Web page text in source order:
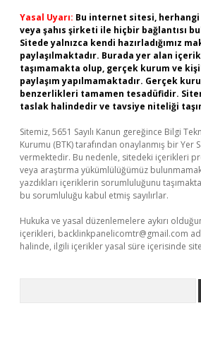
Yasal Uyarı: Bu internet sitesi,
veya şahıs şirketi ile hiçbir bağlantısı
Sitede yalnızca kendi hazırladığımız
paylaşılmaktadır. Burada yer alan
taşımamakta olup, gerçek kurum ve
paylaşım yapılmamaktadır. Gerçek
benzerlikleri tamamen tesadüfidir.
taslak halindedir ve tavsiye niteliği
Sitemiz, 5651 Sayılı Kanun gereğince Bilgi
Kurumu (BTK) tarafından onaylanmış bir Yer
vermektedir. Bu nedenle, sitedeki içerikleri
veya araştırma yükümlülüğümüz
yazdıkları içeriklerin sorumluluğunu
bu sorumluluğu kabul etmiş sayılırlar.
Hukuka ve yasal düzenlemelere aykırı
içerikleri, backlinkpanelicomtr@gmail.com
halinde, ilgili içerikler yasal süre içerisinde